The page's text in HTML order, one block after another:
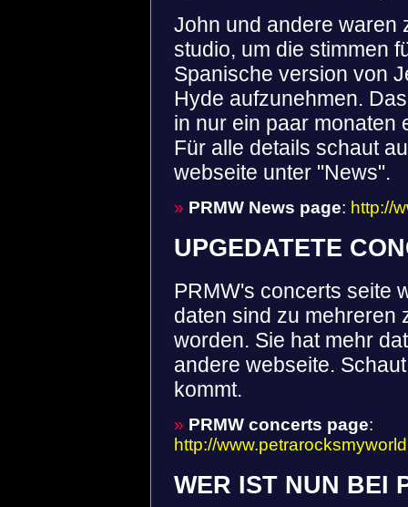
John und andere waren
studio, um die stimmen
Spanische version von
Hyde aufzunehmen.
in nur ein paar monaten
Für alle details schaut
webseite unter "News".
» PRMW News page: http://
UPGEDATETE
PRMW's concerts seite
daten sind zu mehreren
worden. Sie hat mehr
andere webseite.
kommt.
» PRMW concerts page:
http://
WER IST NUN BEI